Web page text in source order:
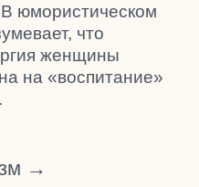
юмористическом
что
женщины
на «воспитание»
→